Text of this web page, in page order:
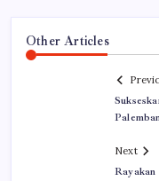
Other Articles
Next